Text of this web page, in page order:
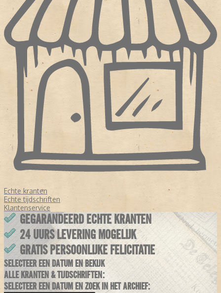
Echte kranten
Echte tijdschriften
Klantenservice
GEGARANDEERD ECHTE KRANTEN
24 UURS LEVERING MOGELIJK
GRATIS PERSOONLIJKE FELICITATIE
SELECTEER EEN DATUM EN BEKIJK
ALLE KRANTEN & TIJDSCHRIFTEN:
SELECTEER EEN DATUM EN ZOEK IN HET ARCHIEF: